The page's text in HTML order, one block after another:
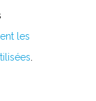
les